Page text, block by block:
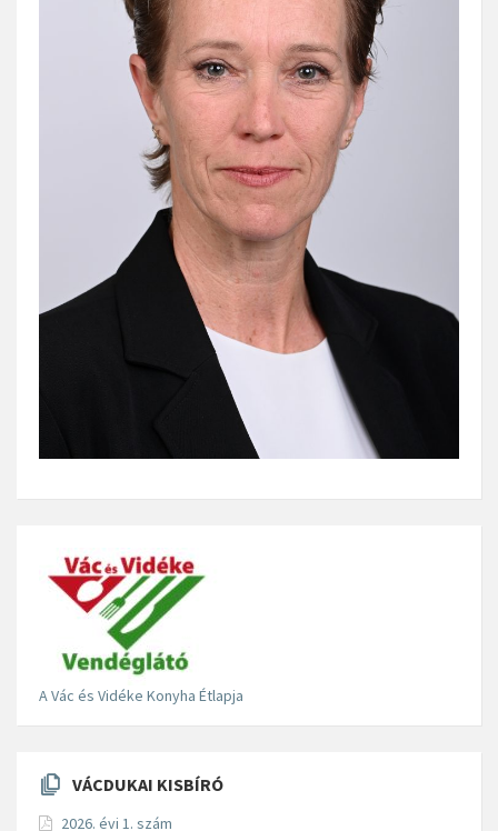
A Vác és Vidéke Konyha Étlapja
VÁCDUKAI KISBÍRÓ
2026. évi 1. szám